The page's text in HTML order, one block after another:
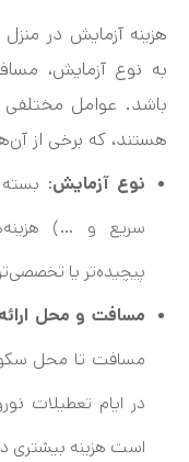
به نوع آزمایش،
باشد. عوامل مختلفی
هستند، که برخی از
نوع آزمایش: بسته
سریع و …)
پیچیده‌تر یا
مسافت و محل
مسافت تا محل
در ایام تعطیلات
است هزینه بیشتری